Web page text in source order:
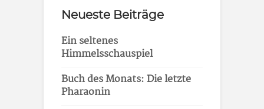
Neueste Beiträge
Ein seltenes
Himmelsschauspiel
Buch des Monats: Die letzte
Pharaonin